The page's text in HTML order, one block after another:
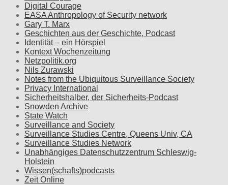
Digital Courage
EASA Anthropology of Security network
Gary T. Marx
Geschichten aus der Geschichte, Podcast
Identität – ein Hörspiel
Kontext Wochenzeitung
Netzpolitik.org
Nils Zurawski
Notes from the Ubiquitous Surveillance Society
Privacy International
Sicherheitshalber, der Sicherheits-Podcast
Snowden Archive
State Watch
Surveillance and Society
Surveillance Studies Centre, Queens Univ, CA
Surveillance Studies Network
Unabhängiges Datenschutzzentrum Schleswig-
Holstein
Wissen(schafts)podcasts
Zeit Online